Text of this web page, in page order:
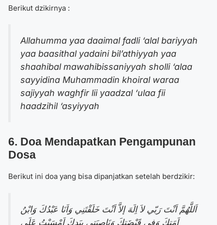
Berikut dzikirnya :
Allahumma yaa daaimal fadli ‘alal bariyyah
yaa baasithal yadaini bil’athiyyah yaa
shaahibal mawahibissaniyyah sholli ‘alaa
sayyidina Muhammadin khoiral waraa
sajiyyah waghfir lii yaadzal ‘ulaa fii
haadzihil ‘asyiyyah
6. Doa Mendapatkan Pengampunan
Dosa
Berikut ini doa yang bisa dipanjatkan setelah berdzikir:
اَللَّهُمَّ اَنْتَ رَبّي لاَ اِلَهَ إلاَّ اَنْتَ خَلَقْتَنِي وَاَنَا عَبْدُكَ وَابْنُ
اَمَتِكَ وَفِي قَبْضَتِكَ وَنَاصِيَتِي بِيَدِكَ اَمْسَيْتُ عَلَى